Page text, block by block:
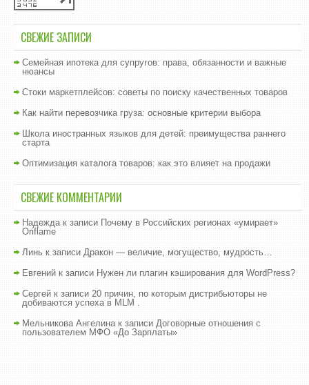
СВЕЖИЕ ЗАПИСИ
Семейная ипотека для супругов: права, обязанности и важные
нюансы
Стоки маркетплейсов: советы по поиску качественных товаров
Как найти перевозчика груза: основные критерии выбора
Школа иностранных языков для детей: преимущества раннего
старта
Оптимизация каталога товаров: как это влияет на продажи
СВЕЖИЕ КОММЕНТАРИИ
Надежда к записи Почему в Российских регионах «умирает»
Oriflame
Линь к записи Дракон — величие, могущество, мудрость…
Евгений к записи Нужен ли плагин кэширования для WordPress?
Сергей к записи 20 причин, по которым дистрибьюторы не
добиваются успеха в MLM .
Мельникова Ангелина к записи Договорные отношения с
пользователем МФО «До Зарплаты»